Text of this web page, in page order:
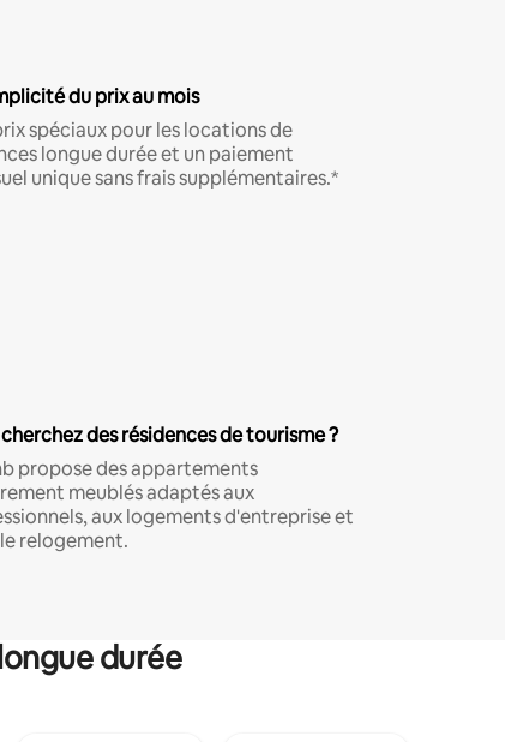
du prix au mois
spéciaux pour les locations de
longue durée et un paiement
unique sans frais supplémentaires.*
des résidences de tourisme ?
propose des appartements
meublés adaptés aux
aux logements d'entreprise et
relogement.
durée